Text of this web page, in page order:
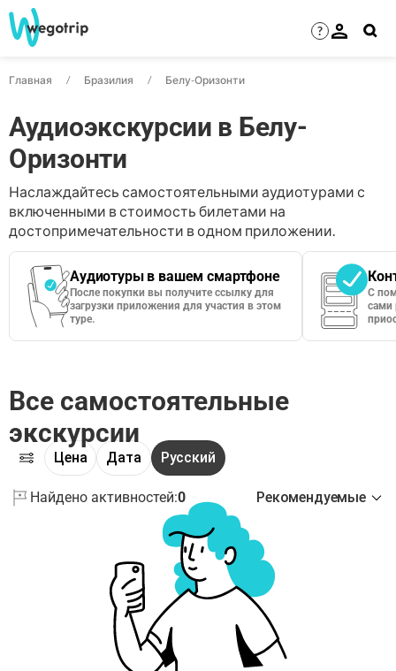
?
Главная Бразилия Белу-Оризонти
Аудиоэкскурсии в Белу-
Оризонти
Наслаждайтесь самостоятельными аудиотурами с
включенными в стоимость билетами на
достопримечательности в одном приложении.
Аудиотуры в вашем смартфоне
После покупки вы получите ссылку для
загрузки приложения для участия в этом
туре.
С
сами
Все самостоятельные
экскурсии
Цена Дата Русский
Найдено активностей:0 Рекомендуемые